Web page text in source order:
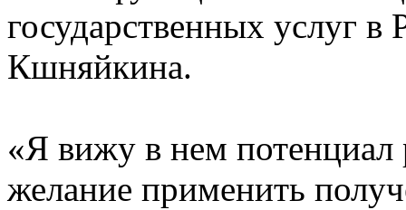
государственных услуг
Кшняйкина.
«Я вижу в нем потенциал
желание применить